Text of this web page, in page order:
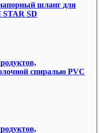
шланг для
STAR SD
спиралью PVC